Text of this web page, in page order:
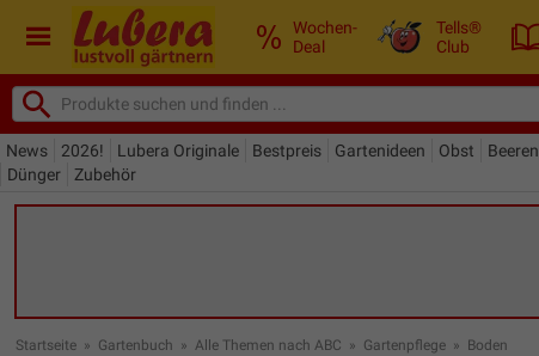
Wochen-
Deal
Tells®
Club
News 2026! Lubera Originale Bestpreis Gartenideen Obst Beeren
Dünger
Zubehör
Startseite » Gartenbuch » Alle Themen nach ABC » Gartenpflege » Boden